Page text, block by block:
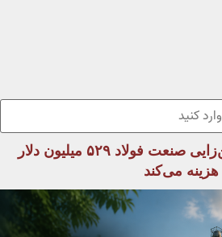
هند برای کاهش کربن‌زایی صنعت فولاد ۵۲۹ میلیون دلار
هزینه می‌کند